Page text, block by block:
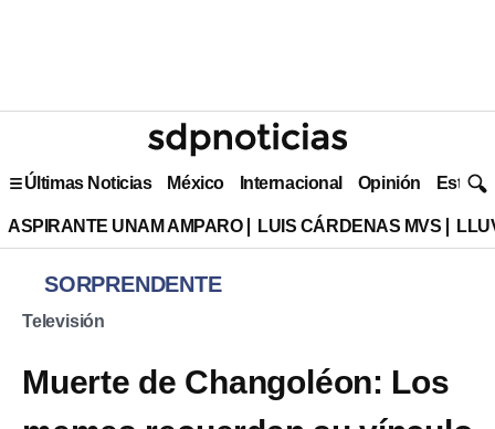
Últimas Noticias México Internacional Opinión Estilo
ASPIRANTE UNAM AMPARO LUIS CÁRDENAS MVS
SORPRENDENTE
Televisión
Muerte de Changoléon: Los